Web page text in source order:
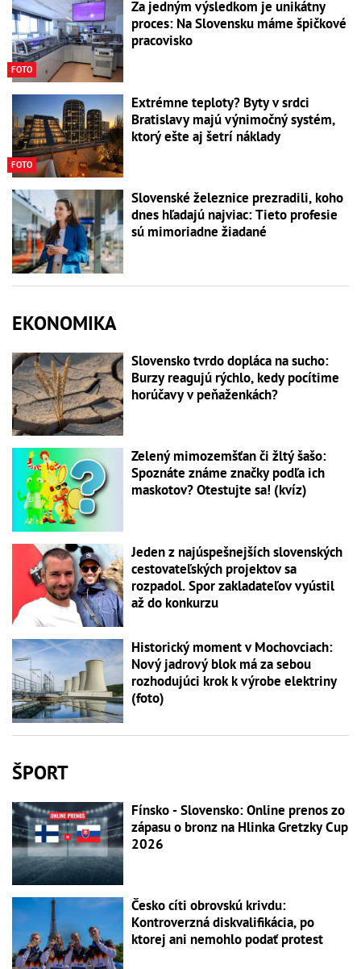
FOTO
Za jedným výsledkom je unikátny
proces: Na Slovensku máme špičkové
pracovisko
FOTO
Extrémne teploty? Byty v srdci
Bratislavy majú výnimočný systém,
ktorý ešte aj šetrí náklady
Slovenské železnice prezradili, koho
dnes hľadajú najviac: Tieto profesie
sú mimoriadne žiadané
EKONOMIKA
Slovensko tvrdo dopláca na sucho:
Burzy reagujú rýchlo, kedy pocítime
horúčavy v peňaženkách?
Zelený mimozemšťan či žltý šašo:
Spoznáte známe značky podľa ich
maskotov? Otestujte sa! (kvíz)
Jeden z najúspešnejších slovenských
cestovateľských projektov sa
rozpadol. Spor zakladateľov vyústil
až do konkurzu
Historický moment v Mochovciach:
Nový jadrový blok má za sebou
rozhodujúci krok k výrobe elektriny
(foto)
ŠPORT
Fínsko - Slovensko: Online prenos zo
zápasu o bronz na Hlinka Gretzky Cup
2026
Česko cíti obrovskú krivdu:
Kontroverzná diskvalifikácia, po
ktorej ani nemohlo podať protest